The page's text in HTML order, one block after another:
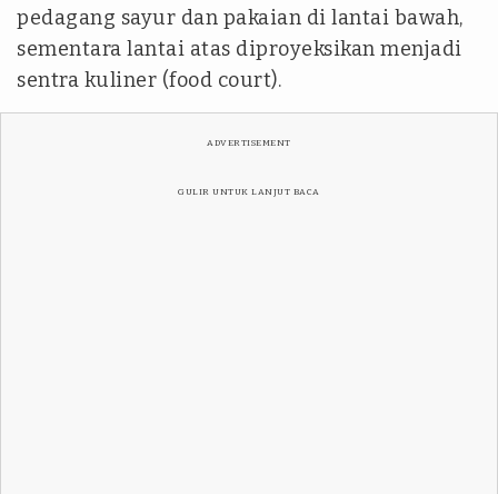
pedagang sayur dan pakaian di lantai bawah,
sementara lantai atas diproyeksikan menjadi
sentra kuliner (food court).
ADVERTISEMENT
GULIR UNTUK LANJUT BACA